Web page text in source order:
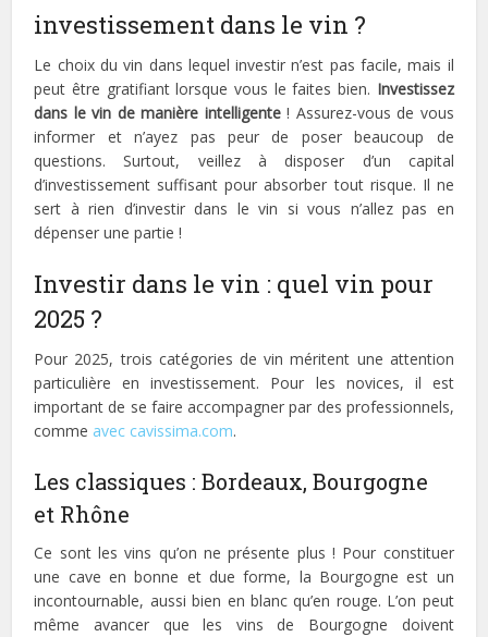
investissement dans le vin ?
Le choix du vin dans lequel investir n’est pas facile, mais il
peut être gratifiant lorsque vous le faites bien. Investissez
dans le vin de manière intelligente! Assurez-vous de vous
informer et n’ayez pas peur de poser beaucoup de
questions. Surtout, veillez à disposer d’un capital
d’investissement suffisant pour absorber tout risque. Il ne
sert à rien d’investir dans le vin si vous n’allez pas en
dépenser une partie !
Investir dans le vin : quel vin pour
2025 ?
Pour 2025, trois catégories de vin méritent une attention
particulière en investissement. Pour les novices, il est
important de se faire accompagner par des professionnels,
comme avec cavissima.com.
Les classiques : Bordeaux, Bourgogne
et Rhône
Ce sont les vins qu’on ne présente plus ! Pour constituer
une cave en bonne et due forme, la Bourgogne est un
incontournable, aussi bien en blanc qu’en rouge. L’on peut
même avancer que les vins de Bourgogne doivent